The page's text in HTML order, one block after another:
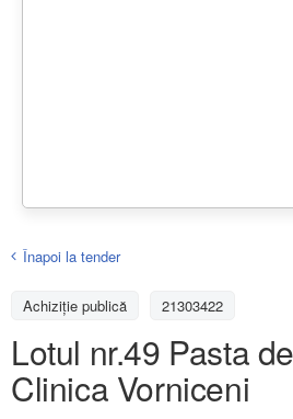
Înapoi la tender
Achiziţie publică 21303422
Lotul nr.49 Pasta
Clinica Vorniceni